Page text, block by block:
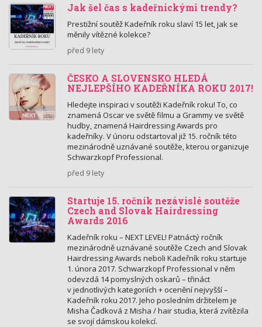
Jak šel čas s kadeřnickými trendy?
Prestižní soutěž Kadeřník roku slaví 15 let, jak se
měnily vítězné kolekce?
před 9 lety
ČESKO A SLOVENSKO HLEDÁ
NEJLEPŠÍHO KADEŘNÍKA ROKU 2017!
Hledejte inspiraci v soutěži Kadeřník roku! To, co
znamená Oscar ve světě filmu a Grammy ve světě
hudby, znamená Hairdressing Awards pro
kadeřníky. V únoru odstartoval již 15. ročník této
mezinárodně uznávané soutěže, kterou organizuje
Schwarzkopf Professional.
před 9 lety
Startuje 15. ročník nezávislé soutěže
Czech and Slovak Hairdressing
Awards 2016
Kadeřník roku – NEXT LEVEL! Patnáctý ročník
mezinárodně uznávané soutěže Czech and Slovak
Hairdressing Awards neboli Kadeřník roku startuje
1. února 2017. Schwarzkopf Professional v něm
odevzdá 14 pomyslných oskarů – třináct
v jednotlivých kategoriích + ocenění nejvyšší –
Kadeřník roku 2017. Jeho posledním držitelem je
Misha Čadková z Misha / hair studia, která zvítězila
se svojí dámskou kolekcí.